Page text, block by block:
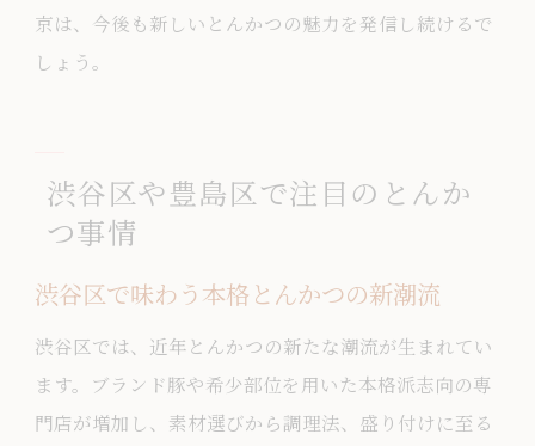
京は、今後も新しいとんかつの魅力を発信し続けるで
しょう。
渋谷区や豊島区で注目のとんか
つ事情
渋谷区で味わう本格とんかつの新潮流
渋谷区では、近年とんかつの新たな潮流が生まれてい
ます。ブランド豚や希少部位を用いた本格派志向の専
門店が増加し、素材選びから調理法、盛り付けに至る